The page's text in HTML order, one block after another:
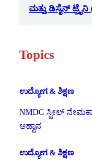
ಮತ್ತು ಡಿಸೈನ್
Topics
ಉದ್ಯೋಗ & ಶಿಕ್ಷಣ
NMDC ಸ್ಟೀಲ್
ಆಹ್ವಾನ
ಉದ್ಯೋಗ & ಶಿಕ್ಷಣ